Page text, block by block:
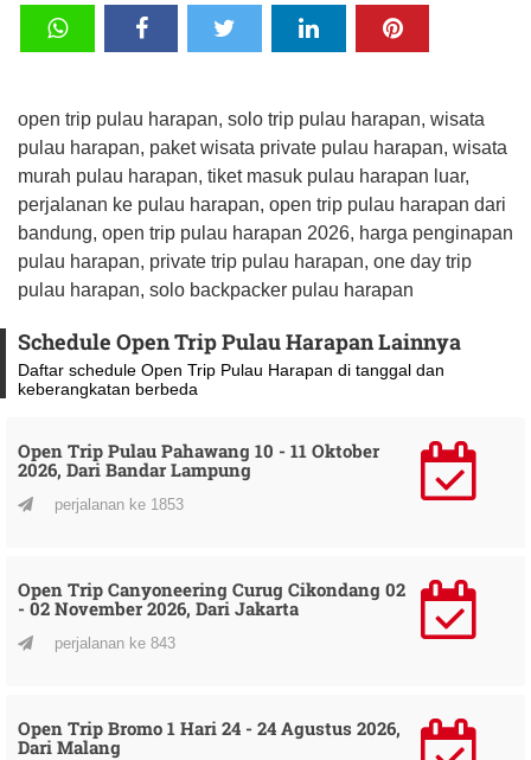
open trip pulau harapan, solo trip pulau harapan, wisata
pulau harapan, paket wisata private pulau harapan, wisata
murah pulau harapan, tiket masuk pulau harapan luar,
perjalanan ke pulau harapan, open trip pulau harapan dari
bandung, open trip pulau harapan 2026, harga penginapan
pulau harapan, private trip pulau harapan, one day trip
pulau harapan, solo backpacker pulau harapan
Schedule Open Trip Pulau Harapan Lainnya
Daftar schedule Open Trip Pulau Harapan di tanggal dan
keberangkatan berbeda
Open Trip Pulau Pahawang 10 - 11 Oktober
2026, Dari Bandar Lampung
perjalanan ke 1853
Open Trip Canyoneering Curug Cikondang 02
- 02 November 2026, Dari Jakarta
perjalanan ke 843
Open Trip Bromo 1 Hari 24 - 24 Agustus 2026,
Dari Malang